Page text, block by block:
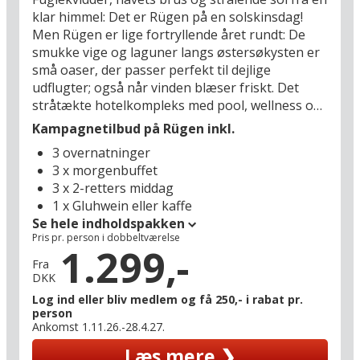
afslappende julemarkedsferie i Stralsund, hvor I
kan se frem til masser af julestemning i den
verdensarvslistede gamle bydel.
klar himmel: Det er Rügen på en solskinsdag!
Men Rügen er lige fortryllende året rundt: De
smukke vige og laguner langs østersøkysten er
små oaser, der passer perfekt til dejlige
udflugter; også når vinden blæser friskt. Det
stråtækte hotelkompleks med pool, wellness og
stor havepark ligger blødt indlejret i det
maleriske landskab mellem havet (1 km) og søen
Wreechener (600 m), og det er her, I skal nyde
jeres feriedage på Rügen.
Naturidyllen er total, men der er blot 3 km til
centrum af den livlige turistby Putbus med
butikker, stort legeland og en perron, hvor I kan
hoppe på det historiske damplokomotiv
”Rasende Roland”. I kan vælge, om I vil tilbringe
en miniferie i efteråret, vinteren eller foråret på
hotellet med oplagte muligheder for at dase i
solen og bade ved Rügens lange, hvide
sandstrande. Tysklands smukkeste ferieø lokker
Kampagnetilbud på Rügen inkl.
3 overnatninger
3 x morgenbuffet
3 x 2-retters middag
1 x Gluhwein eller kaffe
Se hele indholdspakken
Pris pr. person i dobbeltværelse
Fra
DKK 1.299,-
Log ind eller bliv medlem og få 250,- i rabat pr.
person
Ankomst 1.11.26.-28.4.27.